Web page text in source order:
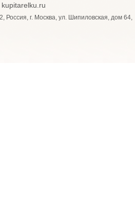
kupitarelku.ru
г. Москва, ул. Шипиловская, дом 64,